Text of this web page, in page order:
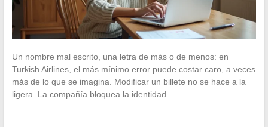
Un nombre mal escrito, una letra de más o de menos: en
Turkish Airlines, el más mínimo error puede costar caro, a veces
más de lo que se imagina. Modificar un billete no se hace a la
ligera. La compañía bloquea la identidad…